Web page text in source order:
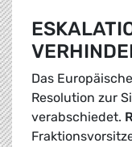
Das
Resolution zur
verabschiedet.